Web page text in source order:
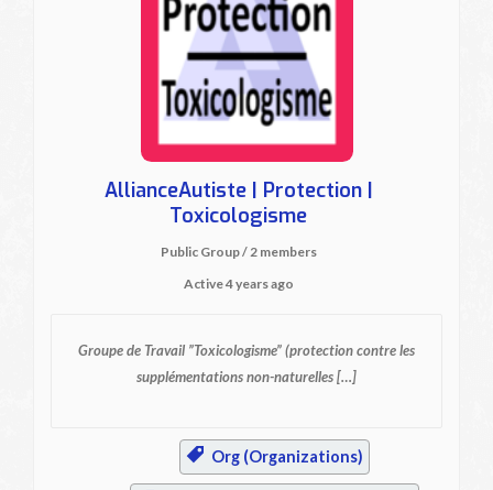
AllianceAutiste | Protection |
Toxicologisme
Public Group / 2 members
Active4 years ago
Groupe de Travail ”Toxicologisme”(protection contre les
supplémentations non-naturelles […]
Org (Organizations)